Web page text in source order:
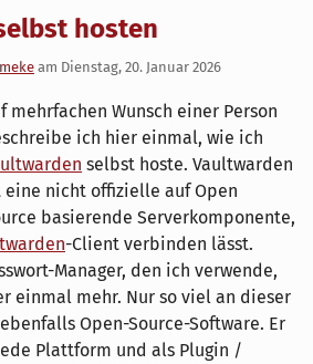
hosten
am Dienstag, 20. Januar 2026
mehrfachen Wunsch einer Person
ich hier einmal, wie ich
selbst hoste. Vaultwarden
eine nicht offizielle auf Open
basierende Serverkomponente,
-Client verbinden lässt.
Manager, den ich verwende,
einmal mehr. Nur so viel an dieser
Open-Source-Software. Er
Plattform und als Plugin /